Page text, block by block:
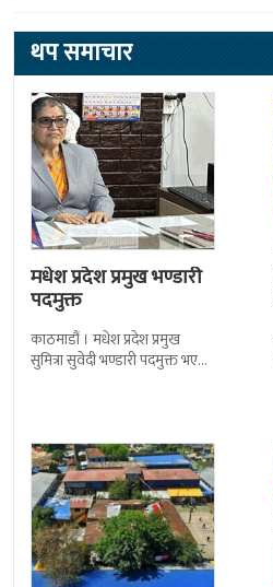
थप समाचार
मधेश प्रदेश प्रमुख भण्डारी
पदमुक्त
काठमाडौं । मधेश प्रदेश प्रमुख
सुमित्रा सुवेदी भण्डारी पदमुक्त भएकी